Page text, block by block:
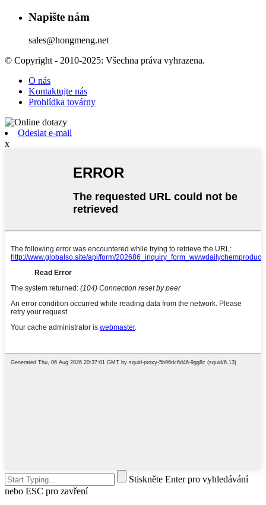
Napište nám
sales@hongmeng.net
© Copyright - 2010-2025: Všechna práva vyhrazena.
O nás
Kontaktujte nás
Prohlídka továrny
Odeslat e-mail
x
Stiskněte Enter pro vyhledávání
nebo ESC pro zavření